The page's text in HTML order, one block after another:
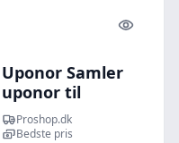
Quick
Uponor Samler
uponor til
tomrør 28/23-
25/20 mm
Proshop.dk
Bedste pris